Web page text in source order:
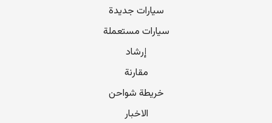
سيارات جديدة
سيارات مستعملة
إرشاد
مقارنة
خريطة شواحن
الاخبار